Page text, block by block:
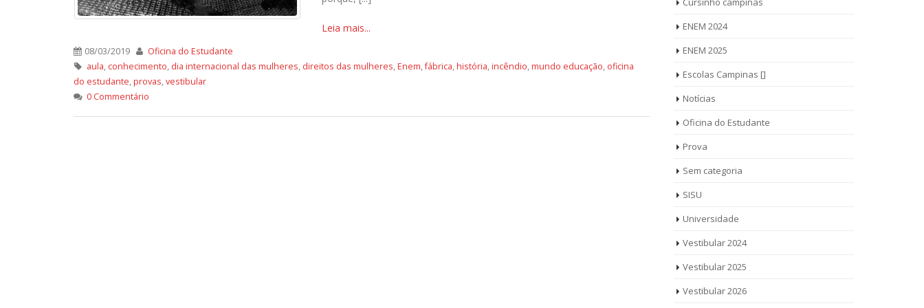
Leia mais...
08/03/2019
Oficina do Estudante
aula, conhecimento, dia internacional das mulheres, direitos das mulheres,Enem,fábrica,história,incêndio,mundo educação, oficina
do estudante,provas,vestibular
0 Commentário
ENEM 2024
ENEM 2025
Escolas Campinas []
Notícias
Oficina do Estudante
Prova
Sem categoria
SISU
Universidade
Vestibular 2024
Vestibular 2025
Vestibular 2026